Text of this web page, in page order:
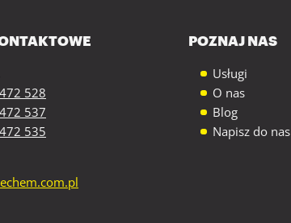
528
537
535
POZNAJ NAS
Usługi
O nas
Blog
Napisz do nas